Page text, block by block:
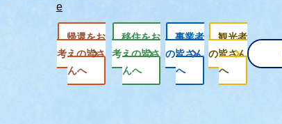
e
帰還をお
考えの皆さ
んへ
移住をお
考えの皆さ
んへ
事業者
の皆さん
へ
観光者
の皆さん
へ
G
o